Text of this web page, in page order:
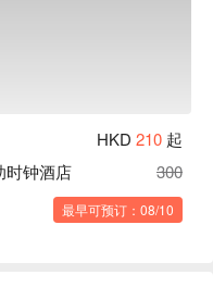
HKD 210 起
时钟酒店
300
最早可预订：08/10